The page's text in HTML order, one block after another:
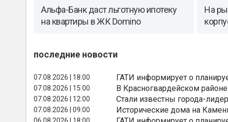
Альфа-Банк даст льготную ипотеку
на квартиры в ЖК Domino
На
последние новости
07.08.2026 | 18:00 ГАТИ информирует о
07.08.2026 | 15:00 В Красногвардейском
07.08.2026 | 12:00 Стали известны города-
07.08.2026 | 09:00 Исторические дома на
06.08.2026 | 18:00